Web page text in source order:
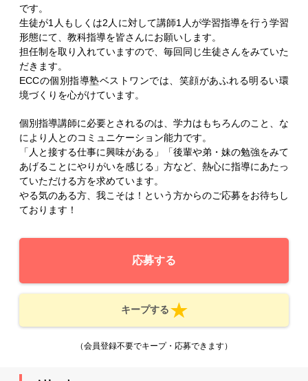
です。
生徒が1人もしくは2人に対して講師1人が学習指導を行う学習
形態にて、教科指導を皆さんにお願いします。
担任制を取り入れていますので、毎回同じ生徒さんをみていた
だきます。
ECCの個別指導塾ベストワンでは、笑顔があふれる明るい環
境づくりを心がけています。
個別指導講師に必要とされるのは、学力はもちろんのこと、な
により人とのコミュニケーション能力です。
「人と接する仕事に興味がある」「後輩や弟・妹の勉強をみて
あげることにやりがいを感じる」方など、熱心に指導にあたっ
ていただける方を求めています。
やる気のある方、我こそは！という方からのご応募をお待ちし
ております！
応募する
キープする
（会員登録不要でキープ・応募できます）